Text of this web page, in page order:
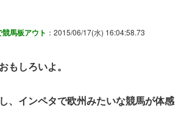
馬板アウト ：2015/06/17(水) 16:04:58.73
もしろいよ。
、インペタで欧州みたいな競馬が体感